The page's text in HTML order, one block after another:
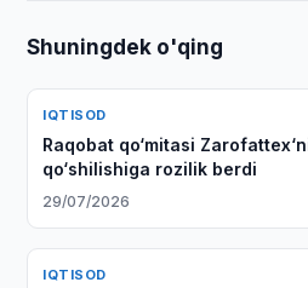
Shuningdek o'qing
IQTISOD
Raqobat qo‘mitasi
qo‘shilishiga rozilik berdi
29/07/2026
IQTISOD